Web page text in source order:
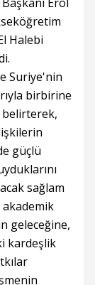
Halebi
Suriye'nin
birbirine
belirterek,
güçlü
sağlam
akademik
geleceğine,
kardeşlik